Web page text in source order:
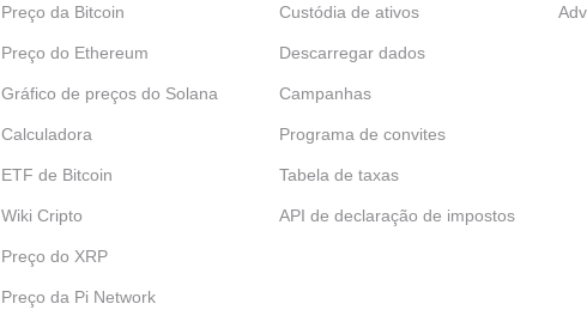
Preço da Bitcoin
Preço do Ethereum
Gráfico de preços do Solana
Calculadora
ETF de Bitcoin
Wiki Cripto
Preço do XRP
Preço da Pi Network
Custódia de ativos
Descarregar dados
Campanhas
Programa de convites
Tabela de taxas
API de declaração de impostos